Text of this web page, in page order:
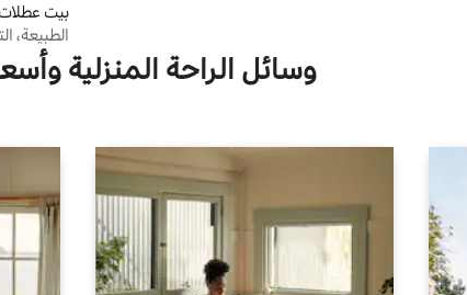
بيت
الطبيعة،
وسائل الراحة المنزلية